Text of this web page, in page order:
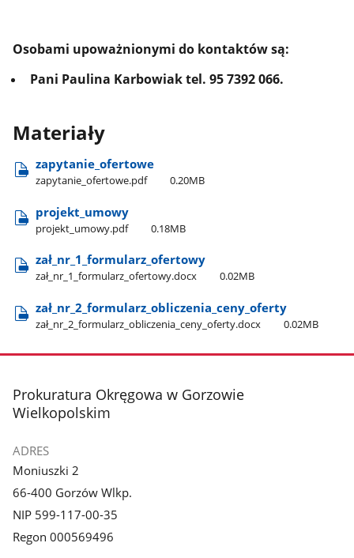
Osobami upoważnionymi do kontaktów są:
Pani Paulina Karbowiak tel. 95 7392 066.
Materiały
zapytanie​_ofertowe
zapytanie​_ofertowe.pdf 0.20MB
projekt​_umowy
projekt​_umowy.pdf 0.18MB
zał​_nr​_1​_formularz​_ofertowy
zał​_nr​_1​_formularz​_ofertowy.docx 0.02MB
zał​_nr​_2​_formularz​_obliczenia​_ceny​_oferty
zał​_nr​_2​_formularz​_obliczenia​_ceny​_oferty.docx 0.02MB
stopka
Prokuratura Okręgowa w Gorzowie
Wielkopolskim
ADRES
Moniuszki 2
66-400 Gorzów Wlkp.
NIP 599-117-00-35
Regon 000569496